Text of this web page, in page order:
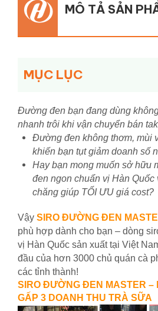
MÔ TẢ SẢN
MỤC LỤC
Đường đen bạn đang dùng
nhanh trôi khi vận chuyển bán
Đường đen không thơm, mùi
khiến bạn tụt giảm doanh số
Hay bạn mong muốn sở hữu
đen ngon chuẩn vị Hàn
chăng giúp TỐI ƯU giá cost?
Vậy SIRO ĐƯỜNG ĐEN
phù hợp dành cho bạn – dòng
vị Hàn Quốc sản xuất tại Việt
đầu của hơn 3000 chủ quán cà
các tỉnh thành!
SIRO ĐƯỜNG ĐEN MASTER –
GẤP 3 DOANH THU TRÀ SỮA